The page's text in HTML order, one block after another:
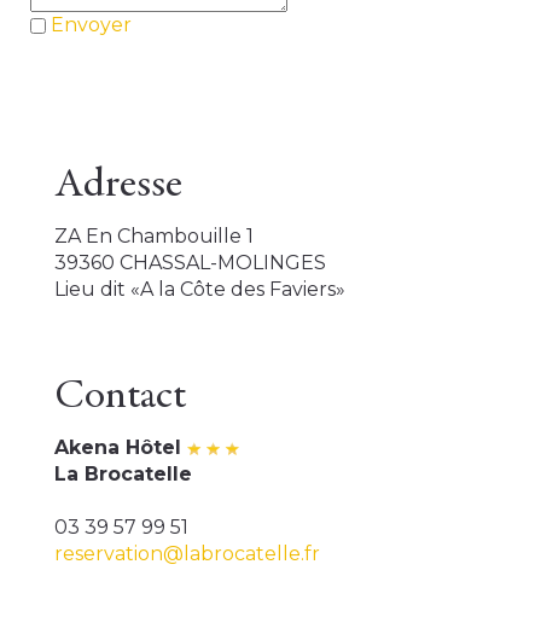
Envoyer
Adresse
ZA En Chambouille 1
39360 CHASSAL-MOLINGES
Lieu dit «A la Côte des Faviers»
Contact
Akena Hôtel
La Brocatelle
03 39 57 99 51
reservation@labrocatelle.fr